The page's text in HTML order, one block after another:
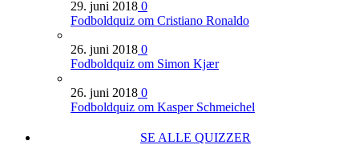
29. juni 2018 0
Fodboldquiz om Cristiano Ronaldo
26. juni 2018 0
Fodboldquiz om Simon Kjær
26. juni 2018 0
Fodboldquiz om Kasper Schmeichel
SE ALLE QUIZZER